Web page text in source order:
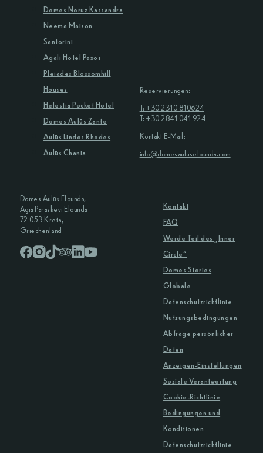
Domes Aulūs Elounda,
Agia Paraskevi Elounda
72 053 Kreta,
Griechenland
Kontakt
FAQ
Werde Teil des „Inner
Circle“
Domes Stories
Globale
Datenschutzrichtlinie
Nutzungsbedingungen
Abfrage persönlicher
Daten
Anzeigen-Einstellungen
Soziale Verantwortung
Cookie-Richtlinie
Bedingungen und
Konditionen
Datenschutzrichtlinie
Reservierungen:
T: +30 2310 810624
T: +30 2841 041 924
Kontakt E-Mail:
info@domesauluselounda.com
Domes Noruz Kassandra
Neema Maison
Santorini
Agali Hotel Paxos
Pleiades Blossomhill
Houses
Helestia Pocket Hotel
Domes Aulūs Zante
Aulūs Lindos Rhodes
Aulūs Chania